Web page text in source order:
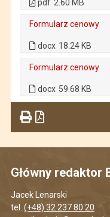
pdf 2.60 MB
Formularz cenowy
docx 18.24 KB
Formularz cenowy
docx 59.68 KB
Główny redaktor
Jacek Lenarski
tel. (+48) 32 237 80 20